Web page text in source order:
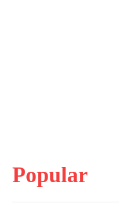
Popular